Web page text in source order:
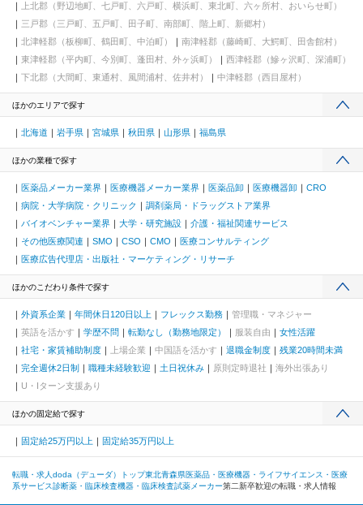
上北郡（野辺地町、七戸町、六戸町、横浜町、東北町、六ヶ所村、おいらせ町）
三戸郡（三戸町、五戸町、田子町、南部町、階上町、新郷村）
北津軽郡（板柳町、鶴田町、中泊町）
南津軽郡（藤崎町、大鰐町、田舎館村）
東津軽郡（平内町、今別町、蓬田村、外ヶ浜町）
西津軽郡（鰺ヶ沢町、深浦町）
下北郡（大間町、東通村、風間浦村、佐井村）
中津軽郡（西目屋村）
ほかのエリアで探す
北海道 岩手県 宮城県 秋田県 山形県 福島県
ほかの業種で探す
医薬品メーカー業界 医療機器メーカー業界 医薬品卸 医療機器卸
CRO
病院・大学病院・クリニック
調剤薬局・ドラッグストア業界
バイオベンチャー業界
大学・研究施設
介護・福祉関連サービス
その他医療関連
SMO CSO CMO
医療コンサルティング
医療広告代理店・出版社・マーケティング・リサーチ
ほかのこだわり条件で探す
外資系企業 年間休日120日以上 フレックス勤務
管理職・マネジャー
英語を活かす
学歴不問 転勤なし（勤務地限定） 服装自由
女性活躍
社宅・家賃補助制度
上場企業 中国語を活かす 退職金制度
残業20時間未満
完全週休2日制
職種未経験歓迎 土日祝休み 原則定時退社
海外出張あり
U・Iターン支援あり
ほかの固定給で探す
固定給25万円以上 固定給35万円以上
転職・求人doda（デューダ）トップ東北青森県医薬品・医療機器・ライフサイエンス・医療
系サービス診断薬・臨床検査機器・臨床検査試薬メーカー第二新卒歓迎の転職・求人情報